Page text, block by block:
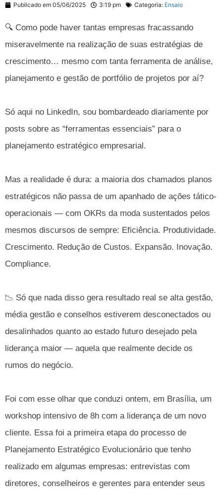
Publicado em 05/06/2025 3:19 pm Categoria: Ensaio
🔍 Como pode haver tantas empresas fracassando
miseravelmente na realização de suas estratégias de
crescimento… mesmo com tanta ferramenta de análise,
planejamento e gestão de portfólio de projetos por aí?
Só aqui no LinkedIn, sou bombardeado diariamente por
posts sobre as “ferramentas essenciais” para o
planejamento estratégico empresarial.
Mas a realidade é dura: a maioria dos chamados planos
estratégicos não passa de um apanhado de ações tático-
operacionais — com OKRs da moda sustentados pelos
mesmos discursos de sempre: Eficiência. Produtividade.
Crescimento. Redução de Custos. Expansão. Inovação.
Compliance.
📉 Só que nada disso gera resultado real se alta gestão,
média gestão e conselhos estiverem desconectados ou
desalinhados quanto ao estado futuro desejado pela
liderança maior — aquela que realmente decide os
rumos do negócio.
Foi com esse olhar que conduzi ontem, em Brasília, um
workshop intensivo de 8h com a liderança de um novo
cliente. Essa foi a primeira etapa do processo de
Planejamento Estratégico Evolucionário que tenho
realizado em algumas empresas: entrevistas com
diretores, conselheiros e gerentes para entender seus